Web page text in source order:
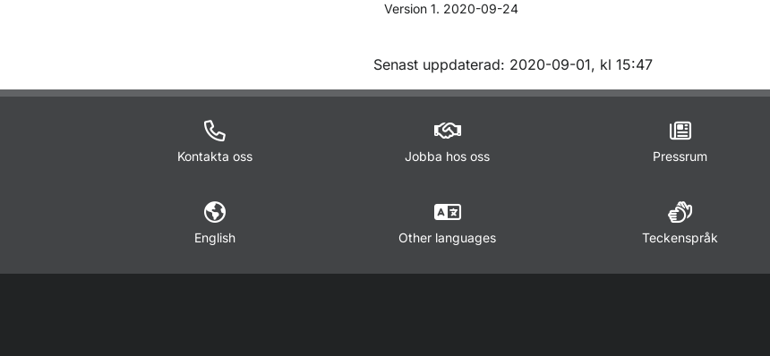
Version 1. 2020-09-24
Om sidan
Senast uppdaterad: 2020-09-01, kl 15:47
Kontakta oss Jobba hos oss Pressrum
English Other languages Teckenspråk